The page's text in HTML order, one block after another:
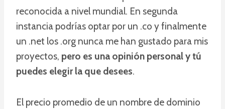
reconocida a nivel mundial. En segunda
instancia podrías optar por un .co y finalmente
un .net los .org nunca me han gustado para mis
proyectos, pero es una opinión personal y tú
puedes elegir la que desees.
El precio promedio de un nombre de dominio